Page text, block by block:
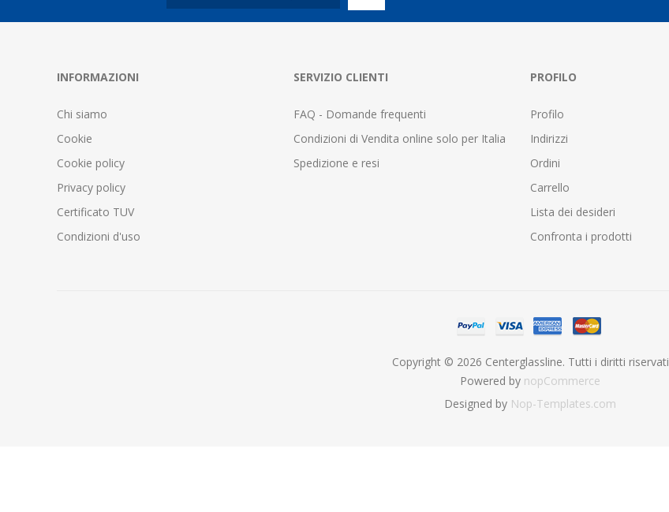
INFORMAZIONI
Chi siamo
Cookie
Cookie policy
Privacy policy
Certificato TUV
Condizioni d'uso
SERVIZIO CLIENTI
FAQ - Domande frequenti
Condizioni di Vendita online solo per Italia
Spedizione e resi
PROFILO
Profilo
Indirizzi
Ordini
Carrello
Lista dei desideri
Confronta i prodotti
Copyright © 2026 Centerglassline. Tutti i diritti riservati
Powered by nopCommerce
Designed by Nop-Templates.com